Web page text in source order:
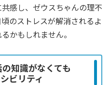
感し、ゼウスちゃんの理不
のストレスが解消されるよ
かもしれません。
知識がなくても
ビリティ